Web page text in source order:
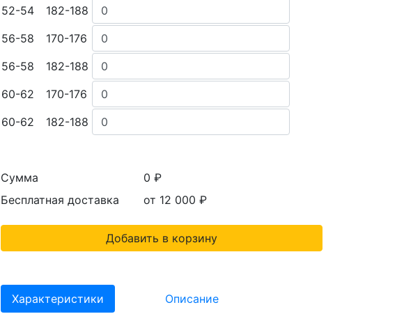
52-54
182-188
56-58
170-176
56-58
182-188
60-62
170-176
60-62
182-188
Сумма
Бесплатная доставка
0 ₽
от 12 000 ₽
Добавить в корзину
Характеристики Описание